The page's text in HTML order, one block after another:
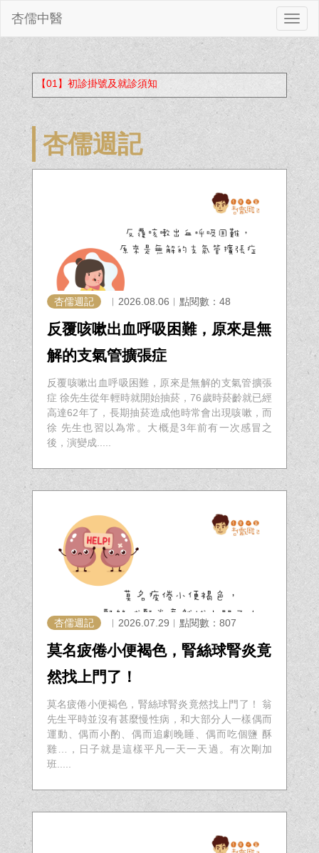
切
換
杏儒中醫
【01】初診掛號及就診須知
杏儒週記
杏儒週記 ︱2026.08.06︱點閱數：48
反覆咳嗽出血呼吸困難，原來是無
解的支氣管擴張症
反覆咳嗽出血呼吸困難，原來是無解的支氣管擴張
症 徐先生從年輕時就開始抽菸，76歲時菸齡就已經
高達62年了，長期抽菸造成他時常會出現咳嗽，而
徐 先生也習以為常。大概是3年前有一次感冒之
後，演變成.....
杏儒週記 ︱2026.07.29︱點閱數：807
莫名疲倦小便褐色，腎絲球腎炎竟
然找上門了！
莫名疲倦小便褐色，腎絲球腎炎竟然找上門了！ 翁
先生平時並沒有甚麼慢性病，和大部分人一樣偶而
運動、偶而小酌、偶而追劇晚睡、偶而吃個鹽 酥
雞…，日子就是這樣平凡一天一天過。有次剛加
班.....